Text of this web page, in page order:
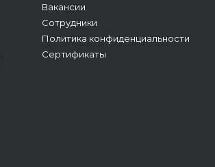
Вакансии
Сотрудники
Политика конфиденциальности
Сертификаты